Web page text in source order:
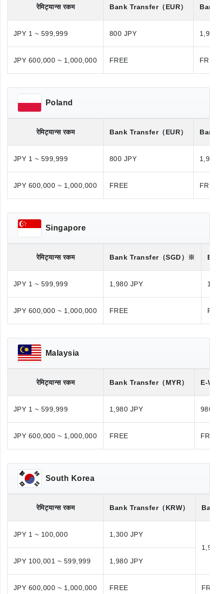
रेमिट्यान्स रकम Bank Transfer（EUR）
JPY 1 ~ 599,999 800 JPY
JPY 600,000 ~ 1,000,000 FREE
Poland
रेमिट्यान्स रकम Bank Transfer（EUR）
JPY 1 ~ 599,999 800 JPY
JPY 600,000 ~ 1,000,000 FREE
Singapore
रेमिट्यान्स रकम Bank Transfer（SGD）※
JPY 1 ~ 599,999 1,980 JPY
JPY 600,000 ~ 1,000,000 FREE
Malaysia
रेमिट्यान्स रकम Bank Transfer（MYR） E-
JPY 1 ~ 599,999 1,980 JPY 980
JPY 600,000 ~ 1,000,000 FREE
South Korea
रेमिट्यान्स रकम Bank Transfer（KRW）
JPY 1 ~ 100,000
1,300 JPY
JPY 100,001 ~ 599,999
1,980 JPY
JPY 600,000 ~ 1,000,000 FREE